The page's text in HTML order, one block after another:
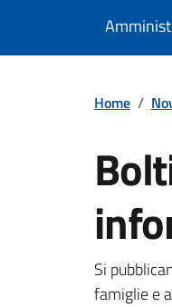
Home /
Si
famiglie e